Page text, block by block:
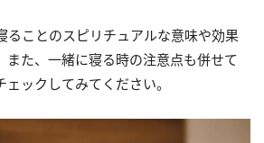
ることのスピリチュアルな意味や効果
また、一緒に寝る時の注意点も併せて
ックしてみてください。